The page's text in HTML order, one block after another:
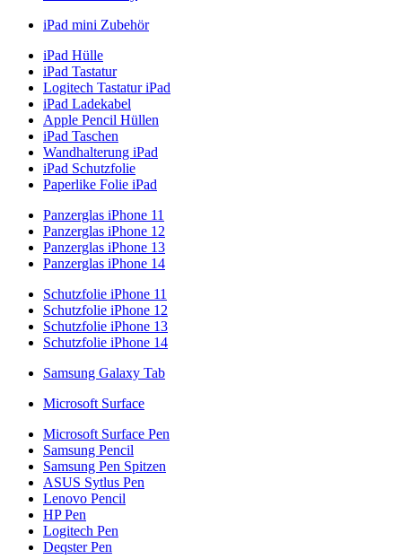
iPad mini Zubehör
iPad Hülle
iPad Tastatur
Logitech Tastatur iPad
iPad Ladekabel
Apple Pencil Hüllen
iPad Taschen
Wandhalterung iPad
iPad Schutzfolie
Paperlike Folie iPad
Panzerglas iPhone 11
Panzerglas iPhone 12
Panzerglas iPhone 13
Panzerglas iPhone 14
Schutzfolie iPhone 11
Schutzfolie iPhone 12
Schutzfolie iPhone 13
Schutzfolie iPhone 14
Samsung Galaxy Tab
Microsoft Surface
Microsoft Surface Pen
Samsung Pencil
Samsung Pen Spitzen
ASUS Sytlus Pen
Lenovo Pencil
HP Pen
Logitech Pen
Deqster Pen